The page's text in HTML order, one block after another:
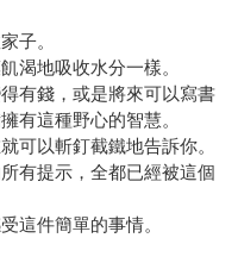
子。
渴地吸收水分一樣。
有錢，或是將來可以寫書
有這種野心的智慧。
可以斬釘截鐵地告訴你。
有提示，全都已經被這個
這件簡單的事情。